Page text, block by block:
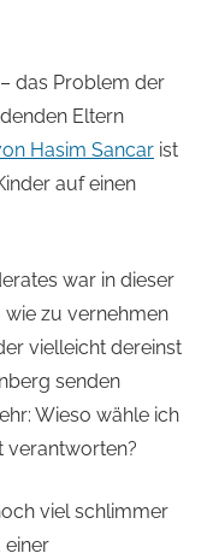
– das Problem der
Eltern
Hasim Sancar ist
auf einen
war in dieser
wie zu vernehmen
vielleicht dereinst
senden
Wieso wähle ich
verantworten?
viel schlimmer
einer